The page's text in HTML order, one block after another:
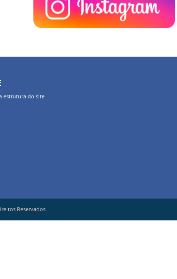
estrutura do site
Reservados